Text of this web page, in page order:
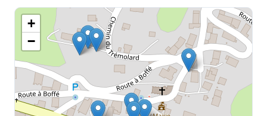
+
−